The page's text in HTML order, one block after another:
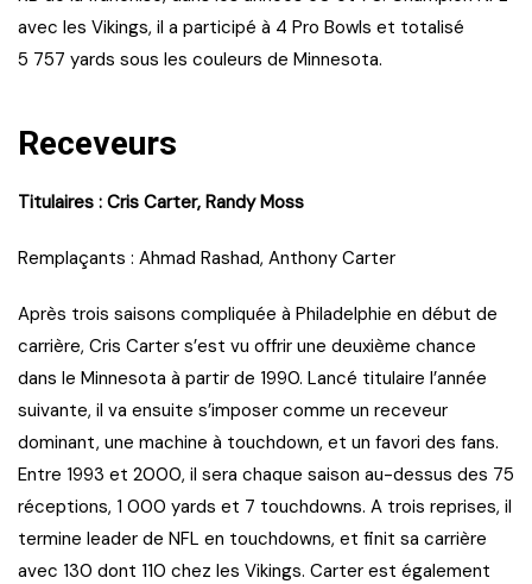
avec les Vikings, il a participé à 4 Pro Bowls et totalisé
5 757 yards sous les couleurs de Minnesota.
Receveurs
Titulaires : Cris Carter, Randy Moss
Remplaçants : Ahmad Rashad, Anthony Carter
Après trois saisons compliquée à Philadelphie en début de
carrière, Cris Carter s’est vu offrir une deuxième chance
dans le Minnesota à partir de 1990. Lancé titulaire l’année
suivante, il va ensuite s’imposer comme un receveur
dominant, une machine à touchdown, et un favori des fans.
Entre 1993 et 2000, il sera chaque saison au-dessus des 75
réceptions, 1 000 yards et 7 touchdowns. A trois reprises, il
termine leader de NFL en touchdowns, et finit sa carrière
avec 130 dont 110 chez les Vikings. Carter est également